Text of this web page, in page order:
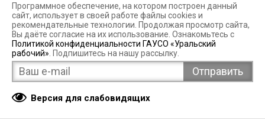
Программное обеспечение, на котором построен данный
сайт, использует в своей работе файлы cookies и
рекомендательные технологии. Продолжая просмотр сайта,
Вы даёте согласие на их использование. Ознакомьтесь с
Политикой конфиденциальности ГАУСО «Уральский
рабочий» . Подпишитесь на нашу рассылку.
Версия для слабовидящих